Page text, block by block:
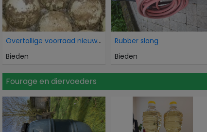
Overtollige voorraad nieuwe HDPE balansballen voor
Bieden
Rubber slang
Bieden
Fourage en diervoeders